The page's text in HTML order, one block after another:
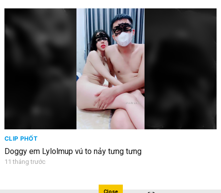
CLIP PHỐT
Doggy em Lylolmup vú to nảy tưng tưng
11 tháng trước
Close